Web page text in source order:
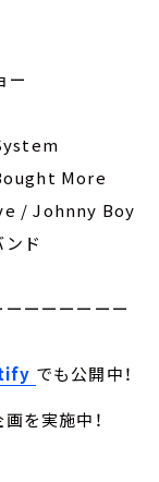
ー
More
/ Johnny Boy
ド
ーーーーーー
でも公開中！
を実施中！